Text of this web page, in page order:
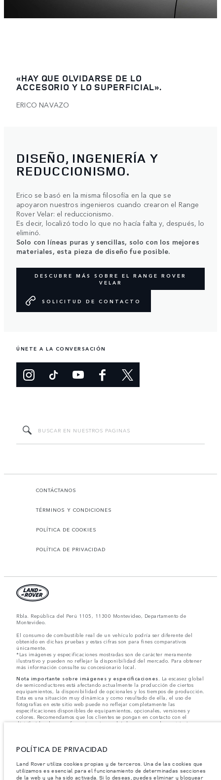
«HAY QUE OLVIDARSE DE LO
ACCESORIO Y LO SUPERFICIAL».
ERICO NAVAZO
DISEÑO, INGENIERÍA Y
REDUCCIONISMO.
Erico se basó en la misma filosofía en la que se
apoyaron nuestros ingenieros cuando crearon el Range
Rover Velar: el reduccionismo.
Es decir, localizó todo lo que no hacía falta y, después, lo
eliminó.
Solo con líneas puras y sencillas, solo con los mejores
materiales, esta pieza de diseño fue posible.
DESCUBRE MÁS SOBRE EL RANGE ROVER
VELAR
SOLICITUD DE CONTACTO
ÚNETE A LA CONVERSACIÓN
CONTÁCTANOS
TÉRMINOS Y CONDICIONES
POLÍTICA DE COOKIES
POLÍTICA DE PRIVACIDAD
Rbla. República del Perú 1105, 11300 Montevideo, Departamento de
Montevideo.
El consumo de combustible real de un vehículo podría ser diferente del
obtenido en dichas pruebas y estas cifras son para fines comparativos
únicamente.
*Las imágenes y especificaciones mostradas son de carácter meramente
ilustrativo y pueden no reflejar la disponibilidad del mercado. Para obtener
más información consulte su concesionario local.
Nota importante sobre imágenes y especificaciones.
La escasez global
de semiconductores está afectando actualmente la producción de ciertos
equipamientos, la disponibilidad de opcionales y los tiempos de producción.
Esta es una situación muy dinámica y como resultado de ella, el uso de
fotografías en este sitio web puede no reflejar completamente las
especificaciones disponibles de equipamientos, opcionales, versiones y
colores. Recomendamos que los clientes se pongan en contacto con el
distribuidor de su preferencia, quien podrá dar a conocer las restricciones
Jaguar Land Rover Limited busca constantemente nuevas formas de mejorar
accesorios, por lo que se producen modificaciones de forma continua y sin
previo aviso. Según el modelo, algunas funciones serán opcionales o
vendrán incluidas de serie. La información, las especificaciones, los motores
POLÍTICA DE PRIVACIDAD
Land Rover utiliza cookies propias y de terceros. Una de las cookies que
utilizamos es esencial para el funcionamiento de determinadas secciones
de la web y ya ha sido activada. Si lo deseas, puedes eliminar y bloquear